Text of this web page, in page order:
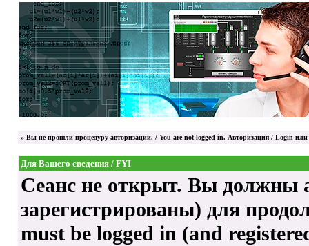
» Вы не прошли процедуру авторизации. / You are not logged in. Авторизация / Login
Для Вашего сведения / FYI
Сеанс не открыт. Вы должны
зарегистрированы) для
must be logged in (and